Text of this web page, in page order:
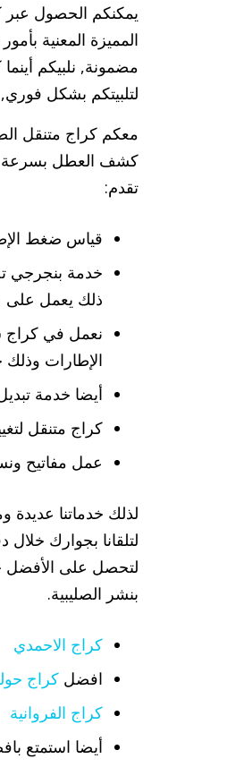
يمكنكم الحصول عبر
المميزة المعنية
مضمونة, نلبيكم
لتلبيتكم بشكل فوري,
معكم كراج متنقل
تقدم:
قياس ضغط
خدمة بنجرجي
ذلك يعمل على
نعمل في كراج
الإطارات
أيضا خدمة
كراج متنقل
عمل مفاتيح
لذلك خدماتنا عديدة
لتلقانا بجوارك
لتحصل على الأفضل
بنشر الصليبية.
كراج الاحمدي
افضل كراج
كراج الفروانية
أيضا استمتع